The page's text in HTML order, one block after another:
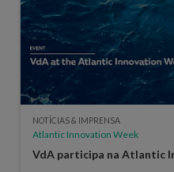
NOTÍCIAS & IMPRENSA
Atlantic Innovation Week
VdA participa na Atlantic